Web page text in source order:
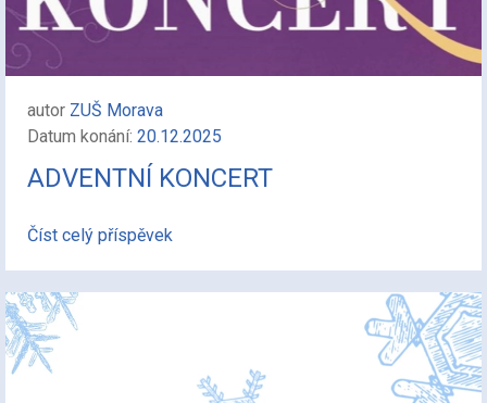
autor ZUŠ Morava
Datum konání: 20.12.2025
ADVENTNÍ KONCERT
Číst celý příspěvek